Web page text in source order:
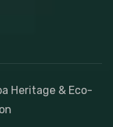
Heritage & Eco-